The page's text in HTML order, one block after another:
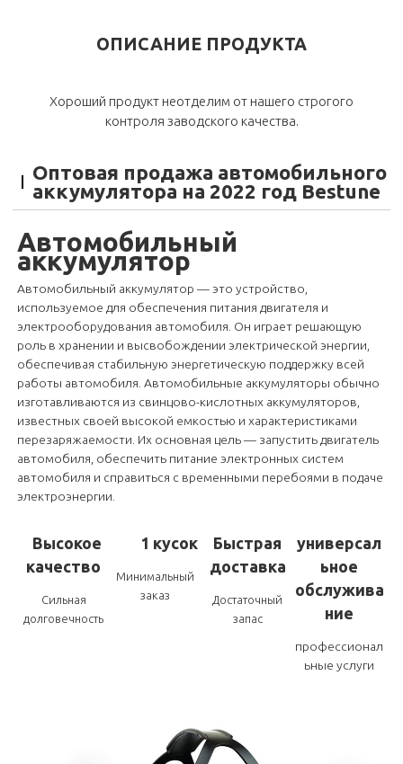
ОПИСАНИЕ ПРОДУКТА
Хороший продукт неотделим от нашего строгого
контроля заводского качества.
Оптовая продажа автомобильного
аккумулятора на 2022 год Bestune
Автомобильный
аккумулятор
Автомобильный аккумулятор — это устройство,
используемое для обеспечения питания двигателя и
электрооборудования автомобиля. Он играет решающую
роль в хранении и высвобождении электрической энергии,
обеспечивая стабильную энергетическую поддержку всей
работы автомобиля. Автомобильные аккумуляторы обычно
изготавливаются из свинцово-кислотных аккумуляторов,
известных своей высокой емкостью и характеристиками
перезаряжаемости. Их основная цель — запустить двигатель
автомобиля, обеспечить питание электронных систем
автомобиля и справиться с временными перебоями в подаче
электроэнергии.
Высокое
качество
Сильная
долговечность
1 кусок
Минимальный
заказ
Быстрая
доставка
Достаточный
запас
универсал
ьное
обслужива
ние
профессионал
ьные услуги